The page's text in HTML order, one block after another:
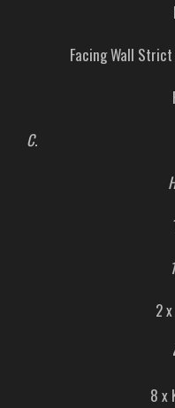
Facing Wall Strict
C.
2
8 x